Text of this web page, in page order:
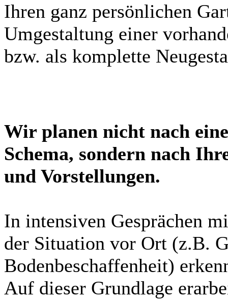
Ihren ganz persönlichen
Umgestaltung einer
bzw. als komplette
Wir planen nicht nach
Schema, sondern nach
und Vorstellungen.
In intensiven Gesprächen
der Situation vor Ort (z.B.
Bodenbeschaffenheit)
Auf dieser Grundlage